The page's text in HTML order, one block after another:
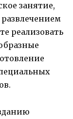
занятие,
реализовать